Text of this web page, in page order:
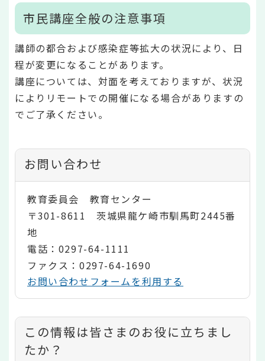
市民講座全般の注意事項
講師の都合および感染症等拡大の状況により、日
程が変更になることがあります。
講座については、対面を考えておりますが、状況
によりリモートでの開催になる場合がありますの
でご了承ください。
お問い合わせ
教育委員会 教育センター
〒301-8611 茨城県龍ケ崎市馴馬町2445番
地
電話：0297-64-1111
ファクス：0297-64-1690
お問い合わせフォームを利用する
コ
ン
この情報は皆さまのお役に立ちまし
たか？